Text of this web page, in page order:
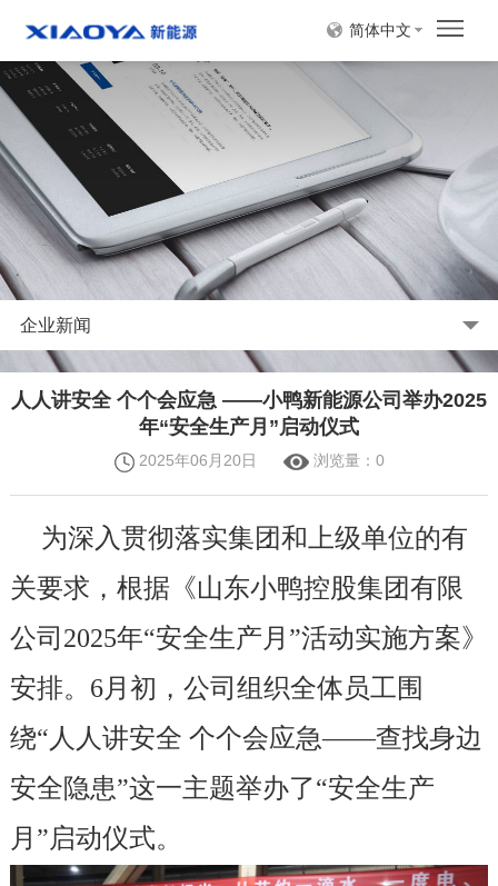
简体中文
企业新闻
人人讲安全 个个会应急 ——小鸭新能源公司举办2025
年“安全生产月”启动仪式
2025年06月20日 浏览量： 0
为深入贯彻落实集团和上级单位的有
关要求，根据《山东小鸭控股集团有限
公司2025年“安全生产月”活动实施方案》
安排。6月初，公司组织全体员工围
绕“人人讲安全 个个会应急——查找身边
安全隐患”这一主题举办了“安全生产
月”启动仪式。